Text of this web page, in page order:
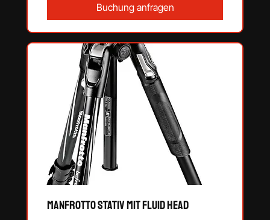
Buchung anfragen
Manfrotto Stativ mit Fluid Head